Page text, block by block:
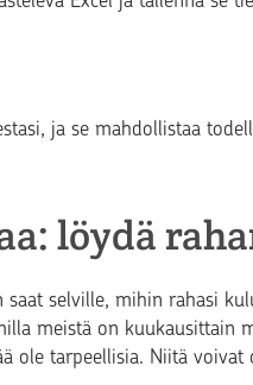
ja se mahdollistaa
löydä
saat selville, mihin rahasi
meistä on kuukausittain
ole tarpeellisia. Niitä